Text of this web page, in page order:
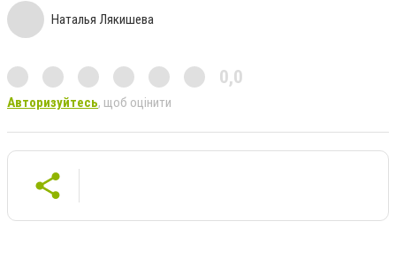
Наталья Лякишева
0,0
Авторизуйтесь, щоб оцінити